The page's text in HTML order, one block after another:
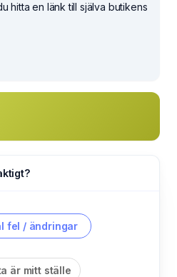
hitta en länk till själva butikens
fel / ändringar
är mitt ställe